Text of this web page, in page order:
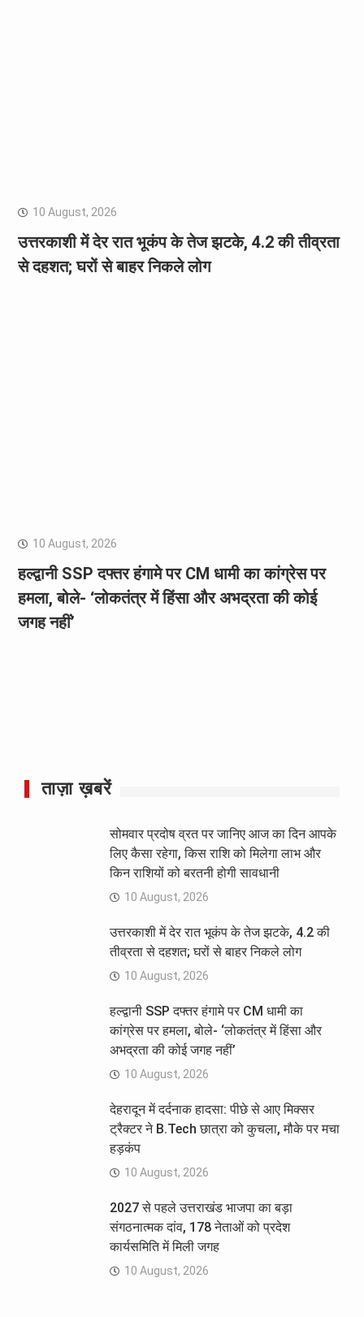
10 August, 2026
उत्तरकाशी में देर रात भूकंप के तेज झटके, 4.2 की तीव्रता
से दहशत; घरों से बाहर निकले लोग
10 August, 2026
हल्द्वानी SSP दफ्तर हंगामे पर CM धामी का कांग्रेस पर
हमला, बोले- ‘लोकतंत्र में हिंसा और अभद्रता की कोई
जगह नहीं’
ताज़ा ख़बरें
सोमवार प्रदोष व्रत पर जानिए आज का दिन आपके
लिए कैसा रहेगा, किस राशि को मिलेगा लाभ और
किन राशियों को बरतनी होगी सावधानी
10 August, 2026
उत्तरकाशी में देर रात भूकंप के तेज झटके, 4.2 की
तीव्रता से दहशत; घरों से बाहर निकले लोग
10 August, 2026
हल्द्वानी SSP दफ्तर हंगामे पर CM धामी का
कांग्रेस पर हमला, बोले- ‘लोकतंत्र में हिंसा और
अभद्रता की कोई जगह नहीं’
10 August, 2026
देहरादून में दर्दनाक हादसा: पीछे से आए मिक्सर
ट्रैक्टर ने B.Tech छात्रा को कुचला, मौके पर मचा
हड़कंप
10 August, 2026
2027 से पहले उत्तराखंड भाजपा का बड़ा
संगठनात्मक दांव, 178 नेताओं को प्रदेश
कार्यसमिति में मिली जगह
10 August, 2026